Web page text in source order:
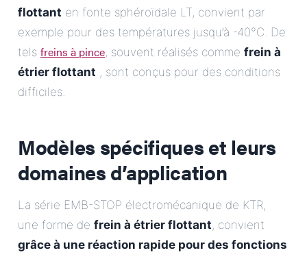
flottant en fonte sphéroïdale LT, convient par
exemple pour des températures jusqu’à -40°C. De
tels freins à pince, souvent réalisés comme frein à
étrier flottant , sont conçus pour des conditions
difficiles.
Modèles spécifiques et leurs
domaines d’application
La série EMB-STOP électromécanique de KTR,
une forme de frein à étrier flottant, convient
grâce à une réaction rapide pour des fonctions